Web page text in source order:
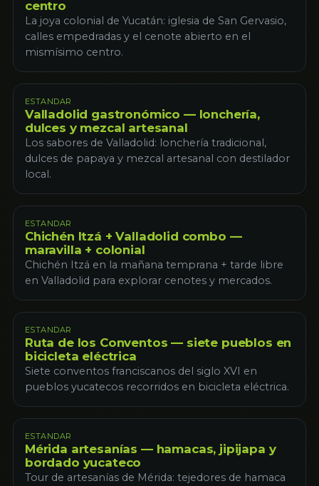
centro
La joya colonial de Yucatán: iglesia de San Gervasio,
calles empedradas y el cenote abierto en el
mismísimo centro.
ESTANDAR
Valladolid gastronómico — lonchería,
dulces y mezcal artesanal
Los sabores de Valladolid: lonchería tradicional,
dulces de papaya y mezcal artesanal con destilador
local.
ESTANDAR
Chichén Itzá + Valladolid combo —
maravilla + colonial
Chichén Itzá en la mañana temprana + tarde libre
en Valladolid para explorar cenotes y mercados.
ESTANDAR
Ruta de los Conventos — siete pueblos en
bicicleta eléctrica
Siete conventos franciscanos del siglo XVI en
pueblos yucatecos recorridos en bicicleta eléctrica.
ESTANDAR
Mérida artesanías — hamacas, jipijapa y
bordado yucateco
Tour de artesanías de Mérida: tejedores de hamaca